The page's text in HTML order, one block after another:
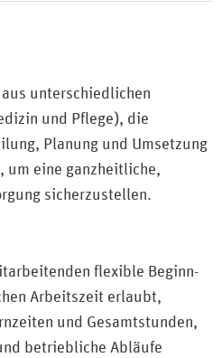
unterschiedlichen
und Pflege), die
Planung und Umsetzung
um eine ganzheitliche,
sicherzustellen.
flexible Beginn-
Arbeitszeit erlaubt,
und Gesamtstunden,
betriebliche Abläufe